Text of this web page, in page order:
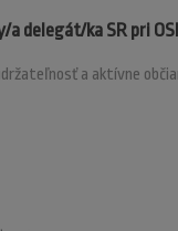
a delegát/ka SR pri
a aktívne